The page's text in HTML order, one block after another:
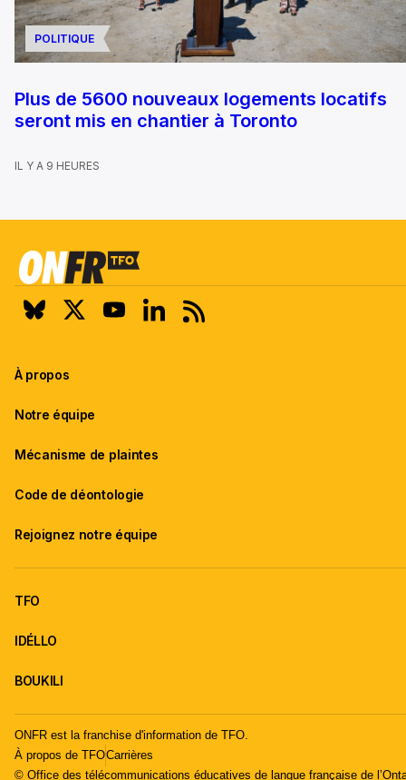
POLITIQUE
Plus de 5600 nouveaux logements locatifs
seront mis en chantier à Toronto
IL Y A 9 HEURES
À propos
Notre équipe
Mécanisme de plaintes
Code de déontologie
Rejoignez notre équipe
TFO
IDÉLLO
BOUKILI
ONFR est la franchise d'information de TFO.
À propos de TFOCarrières
© Office des télécommunications éducatives de langue française de